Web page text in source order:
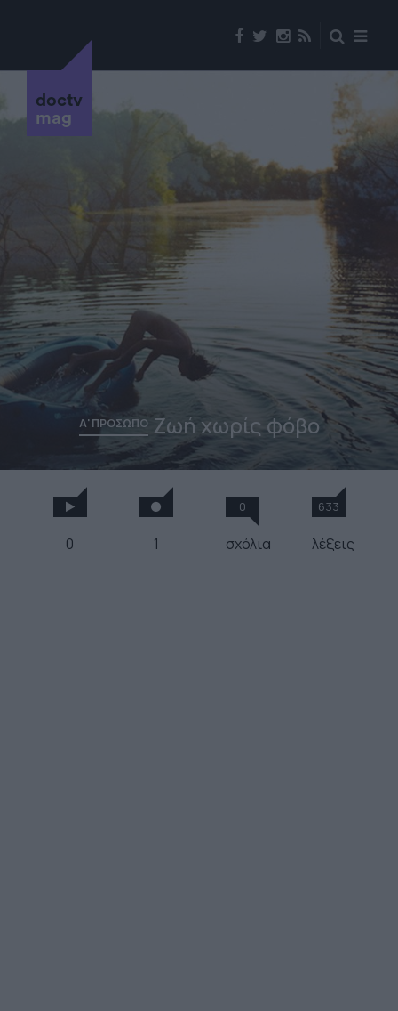
doctv
mag
Α' ΠΡΟΣΩΠΟΖωή χωρίς φόβο
0 1
0
σχόλια
633
λέξεις